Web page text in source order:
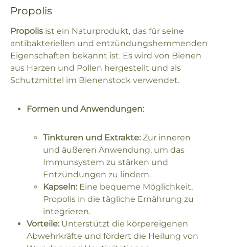
Propolis
Propolis ist ein Naturprodukt, das für seine
antibakteriellen und entzündungshemmenden
Eigenschaften bekannt ist. Es wird von Bienen
aus Harzen und Pollen hergestellt und als
Schutzmittel im Bienenstock verwendet.
Formen und Anwendungen:
Tinkturen und Extrakte: Zur inneren
und äußeren Anwendung, um das
Immunsystem zu stärken und
Entzündungen zu lindern.
Kapseln: Eine bequeme Möglichkeit,
Propolis in die tägliche Ernährung zu
integrieren.
Vorteile: Unterstützt die körpereigenen
Abwehrkräfte und fördert die Heilung von